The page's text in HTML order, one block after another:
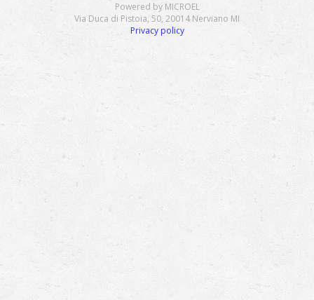
Powered by MICROEL
Via Duca di Pistoia, 50, 20014 Nerviano MI
Privacy policy